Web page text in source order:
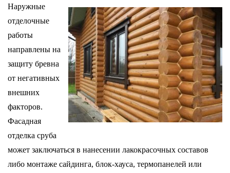
Наружные
отделочные
работы
направлены на
защиту бревна
от негативных
внешних
факторов.
Фасадная
отделка сруба
может заключаться в нанесении лакокрасочных составов
либо монтаже сайдинга, блок-хауса, термопанелей или